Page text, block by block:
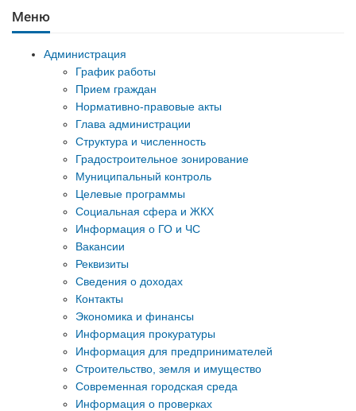
Меню
Администрация
График работы
Прием граждан
Нормативно-правовые акты
Глава администрации
Структура и численность
Градостроительное зонирование
Муниципальный контроль
Целевые программы
Социальная сфера и ЖКХ
Информация о ГО и ЧС
Вакансии
Реквизиты
Сведения о доходах
Контакты
Экономика и финансы
Информация прокуратуры
Информация для предпринимателей
Строительство, земля и имущество
Современная городская среда
Информация о проверках